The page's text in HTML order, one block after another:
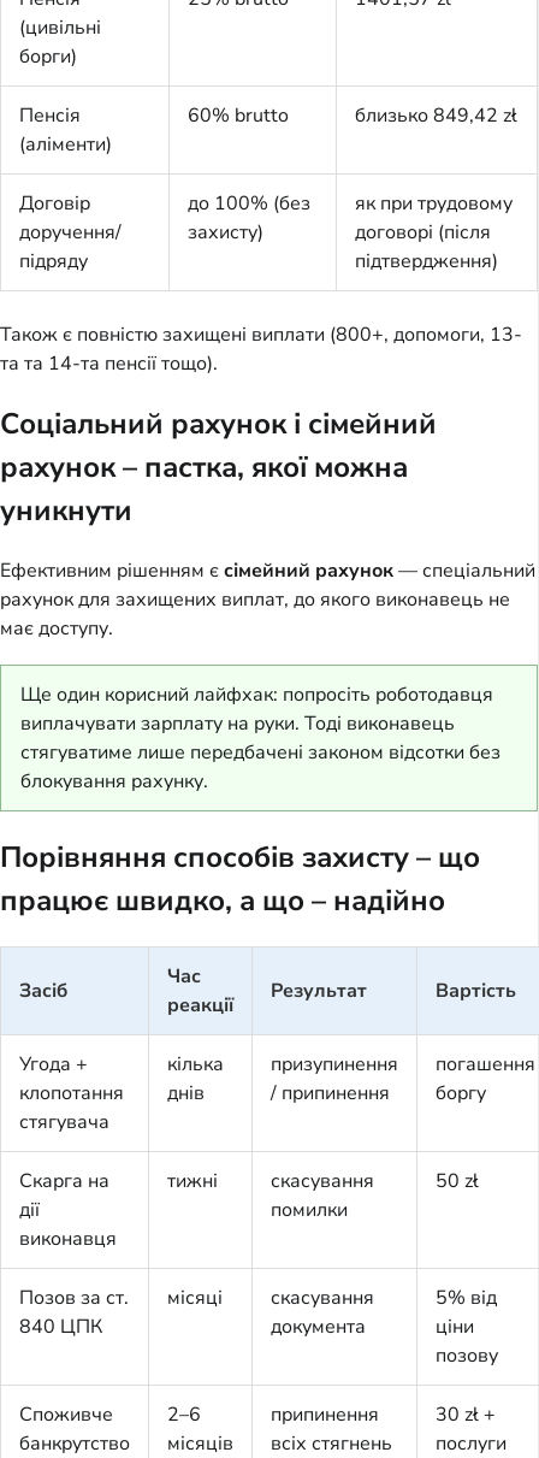
(цивільні
борги)
Пенсія
(аліменти)
60% brutto близько 849,42 zł
Договір
доручення/
підряду
до 100% (без
захисту)
як при трудовому
договорі (після
підтвердження)
Також є повністю захищені виплати (800+, допомоги, 13-
та та 14-та пенсії тощо).
Соціальний рахунок і сімейний
рахунок – пастка, якої можна
уникнути
Ефективним рішенням єсімейний рахунок— спеціальний
рахунок для захищених виплат, до якого виконавець не
має доступу.
Ще один корисний лайфхак: попросіть роботодавця
виплачувати зарплату на руки. Тоді виконавець
стягуватиме лише передбачені законом відсотки без
блокування рахунку.
Порівняння способів захисту – що
працює швидко, а що – надійно
Засіб
Час
реакції
Результат Вартість
Угода +
клопотання
стягувача
кілька
днів
призупинення
/ припинення
погашення
боргу
Скарга на
дії
виконавця
тижні
скасування
помилки
50 zł
Позов за ст.
840 ЦПК
місяці
скасування
документа
5% від
ціни
позову
Споживче
банкрутство
2–6
місяців
припинення
всіх стягнень
30 zł +
послуги